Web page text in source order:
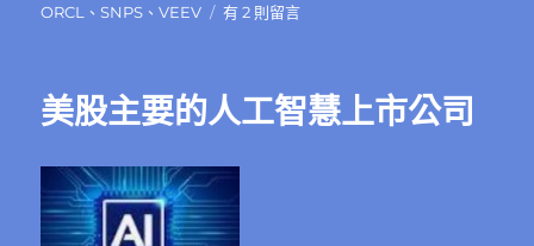
日
ORCL
、SNPS 、VEEV
在
直
很
貴，
有 2 則留言
美股主要的人工智慧上市公司